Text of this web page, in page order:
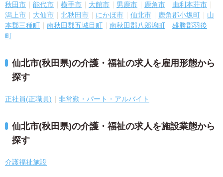
秋田市 能代市 横手市 大館市 男鹿市 鹿角市
由利本荘市
潟上市
大仙市 北秋田市 にかほ市 仙北市 鹿角郡小坂町
山
本郡三種町
南秋田郡五城目町 南秋田郡八郎潟町
雄勝郡羽後
町
仙北市(秋田県)の介護・福祉の求人を雇用形態から
探す
正社員(正職員) 非常勤・パート・アルバイト
仙北市(秋田県)の介護・福祉の求人を施設業態から
探す
介護福祉施設